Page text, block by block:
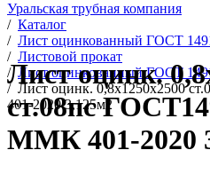
Уральская трубная компания
/ Каталог
/ Лист оцинкованный ГОСТ
/ Листовой прокат
/ Лист оцинкованный ГОСТ
/ Лист оцинк. 0,8х1250х2500
401-2020 3,125м2
Лист оцинк.
ст.08пс
ММК 401-2020